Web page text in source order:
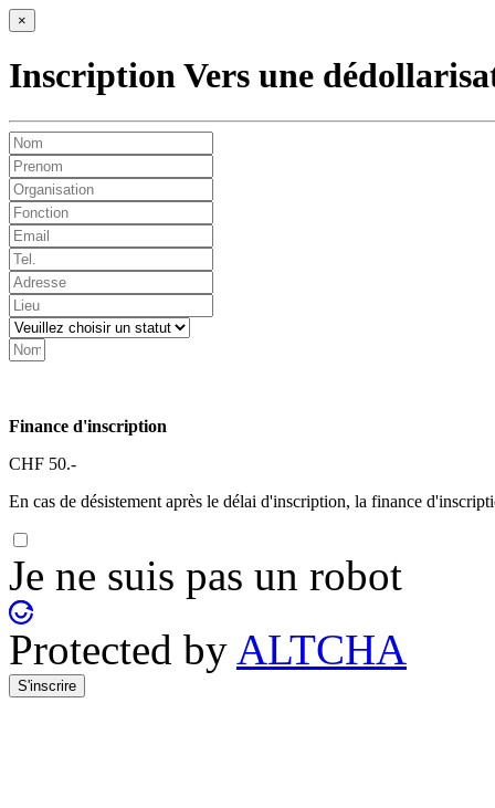
×
Inscription Vers une
Finance d'inscription
CHF 50.-
En cas de désistement après le délai d'inscription, la finance
Je ne suis pas un robot
Protected by ALTCHA